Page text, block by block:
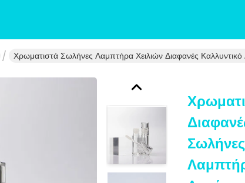
Χρωματιστά Σωλήνες Λαμπτήρα Χειλιών Διαφανές